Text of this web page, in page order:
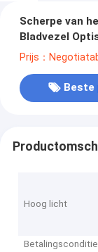
Scherpe van
Bladvezel
For Spring
Prijs：
Beste
Hoog licht